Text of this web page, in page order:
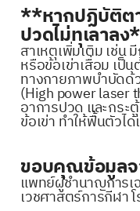
**หากปฏิบัติต
ปวดไม่ทุเลาล
สาเหตุเพิ่มเติม เช่น
หรือข้อเข่าเสื่อม เป็
ทางกายภาพบำบัดด้
(High power laser
อาการปวด และกร
ข้อเข่า ทำให้ฟื้นตัวไ
ขอบคุณข้อมูล
แพทย์ผู้ชำนาญการ
เวชศาสตร์การกีฬา